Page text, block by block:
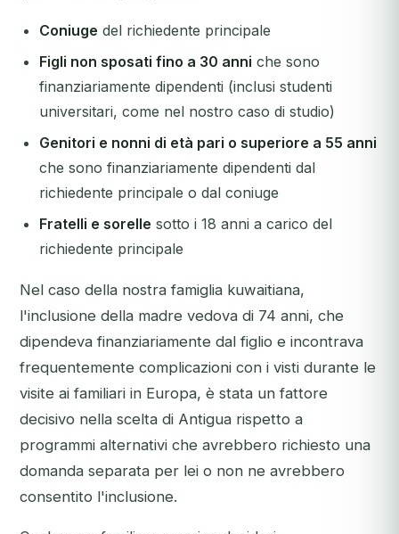
Coniuge del richiedente principale
Figli non sposati fino a 30 anni che sono
finanziariamente dipendenti (inclusi studenti
universitari, come nel nostro caso di studio)
Genitori e nonni di età pari o superiore a 55 anni
che sono finanziariamente dipendenti dal
richiedente principale o dal coniuge
Fratelli e sorelle sotto i 18 anni a carico del
richiedente principale
Nel caso della nostra famiglia kuwaitiana,
l'inclusione della madre vedova di 74 anni, che
dipendeva finanziariamente dal figlio e incontrava
frequentemente complicazioni con i visti durante le
visite ai familiari in Europa, è stata un fattore
decisivo nella scelta di Antigua rispetto a
programmi alternativi che avrebbero richiesto una
domanda separata per lei o non ne avrebbero
consentito l'inclusione.